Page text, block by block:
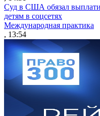
Суд в США обязал
детям в соцсетях
Международная практика
, 13:54